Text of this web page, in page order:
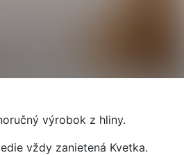
výrobok z hliny.
vždy zanietená Kvetka.